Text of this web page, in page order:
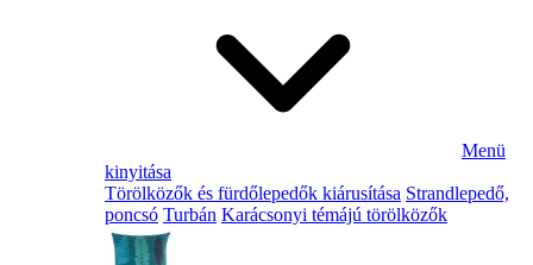
Menü
kinyitása
Törölközők és fürdőlepedők kiárusítása Strandlepedő,
poncsó Turbán Karácsonyi témájú törölközők